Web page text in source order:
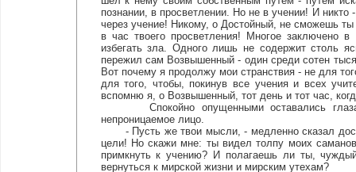
познании, в просветлении. Но не в учении! И
через учение! Никому, о Достойный, не сможешь ты
в час твоего просветления! Многое заключено
избегать зла. Одного лишь не содержит столь
пережил сам Возвышенный - один среди сотен
Вот почему я продолжу мои странствия - не для
для того, чтобы, покинув все учения и всех
вспомню я, о Возвышенный, тот день и тот час,
Спокойно опущенными оставались глаза
непроницаемое лицо.
- Пусть же твои мысли, - медленно сказал
цели! Но скажи мне: ты видел толпу моих
примкнуть к учению? И полагаешь ли ты,
вернуться к мирской жизни и мирским утехам?